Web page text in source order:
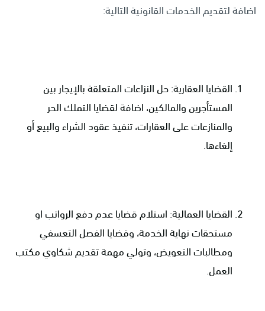
اضافة لتقديم الخدمات القانونية التالية:
القضايا العقارية: حل النزاعات المتعلقة بالإيجار بين
المستأجرين والمالكين، اضافة لقضايا التملك الحر
والمنازعات على العقارات، تنفيذ عقود الشراء والبيع أو
إلغاءها.
القضايا العمالية: استلام قضايا عدم دفع الرواتب او
مستحقات نهاية الخدمة، وقضايا الفصل التعسفي
ومطالبات التعويض، وتولي مهمة تقديم شكاوي مكتب
العمل.